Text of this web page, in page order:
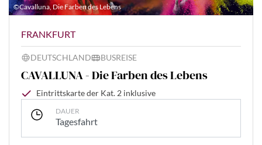
©Cavalluna, Die Farben des Lebens
FRANKFURT
DEUTSCHLAND BUSREISE
CAVALLUNA - Die Farben des Lebens
Eintrittskarte der Kat. 2 inklusive
DAUER
Tagesfahrt